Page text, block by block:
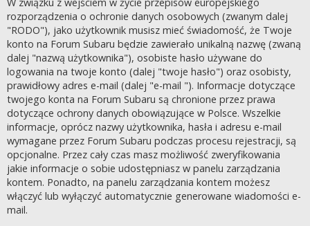
rozporządzenia o ochronie danych osobowych (zwanym dalej
"RODO"), jako użytkownik musisz mieć świadomość, że Twoje
konto na Forum Subaru będzie zawierało unikalną nazwę (zwaną
dalej "nazwą użytkownika"), osobiste hasło używane do
logowania na twoje konto (dalej "twoje hasło") oraz osobisty,
prawidłowy adres e-mail (dalej "e-mail "). Informacje dotyczące
twojego konta na Forum Subaru są chronione przez prawa
dotyczące ochrony danych obowiązujące w Polsce. Wszelkie
informacje, oprócz nazwy użytkownika, hasła i adresu e-mail
wymagane przez Forum Subaru podczas procesu rejestracji, są
opcjonalne. Przez cały czas masz możliwość zweryfikowania
jakie informacje o sobie udostępniasz w panelu zarządzania
kontem. Ponadto, na panelu zarządzania kontem możesz
włączyć lub wyłączyć automatycznie generowane wiadomości e-
mail.